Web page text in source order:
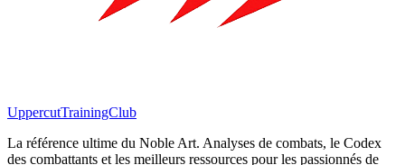
UppercutTrainingClub
La référence ultime du Noble Art. Analyses de combats, le Codex
des combattants et les meilleurs ressources pour les passionnés de